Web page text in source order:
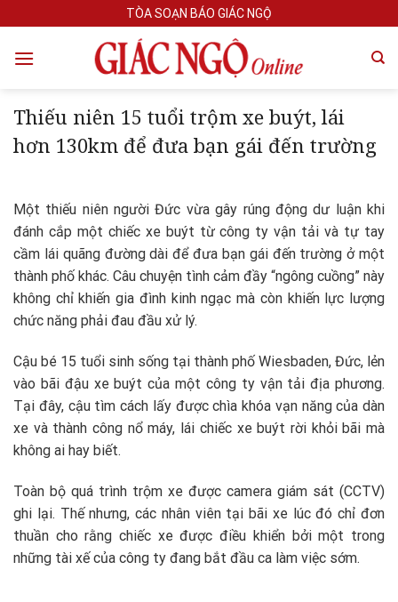
to
content
TÒA SOẠN BÁO GIÁC NGỘ
Thiếu niên 15 tuổi trộm xe buýt, lái
hơn 130km để đưa bạn gái đến trường
Một thiếu niên người Đức vừa gây rúng động dư luận khi
đánh cắp một chiếc xe buýt từ công ty vận tải và tự tay
cầm lái quãng đường dài để đưa bạn gái đến trường ở một
thành phố khác. Câu chuyện tình cảm đầy “ngông cuồng” này
không chỉ khiến gia đình kinh ngạc mà còn khiến lực lượng
chức năng phải đau đầu xử lý.
Cậu bé 15 tuổi sinh sống tại thành phố Wiesbaden, Đức, lẻn
vào bãi đậu xe buýt của một công ty vận tải địa phương.
Tại đây, cậu tìm cách lấy được chìa khóa vạn năng của dàn
xe và thành công nổ máy, lái chiếc xe buýt rời khỏi bãi mà
không ai hay biết.
Toàn bộ quá trình trộm xe được camera giám sát (CCTV)
ghi lại. Thế nhưng, các nhân viên tại bãi xe lúc đó chỉ đơn
thuần cho rằng chiếc xe được điều khiển bởi một trong
những tài xế của công ty đang bắt đầu ca làm việc sớm.